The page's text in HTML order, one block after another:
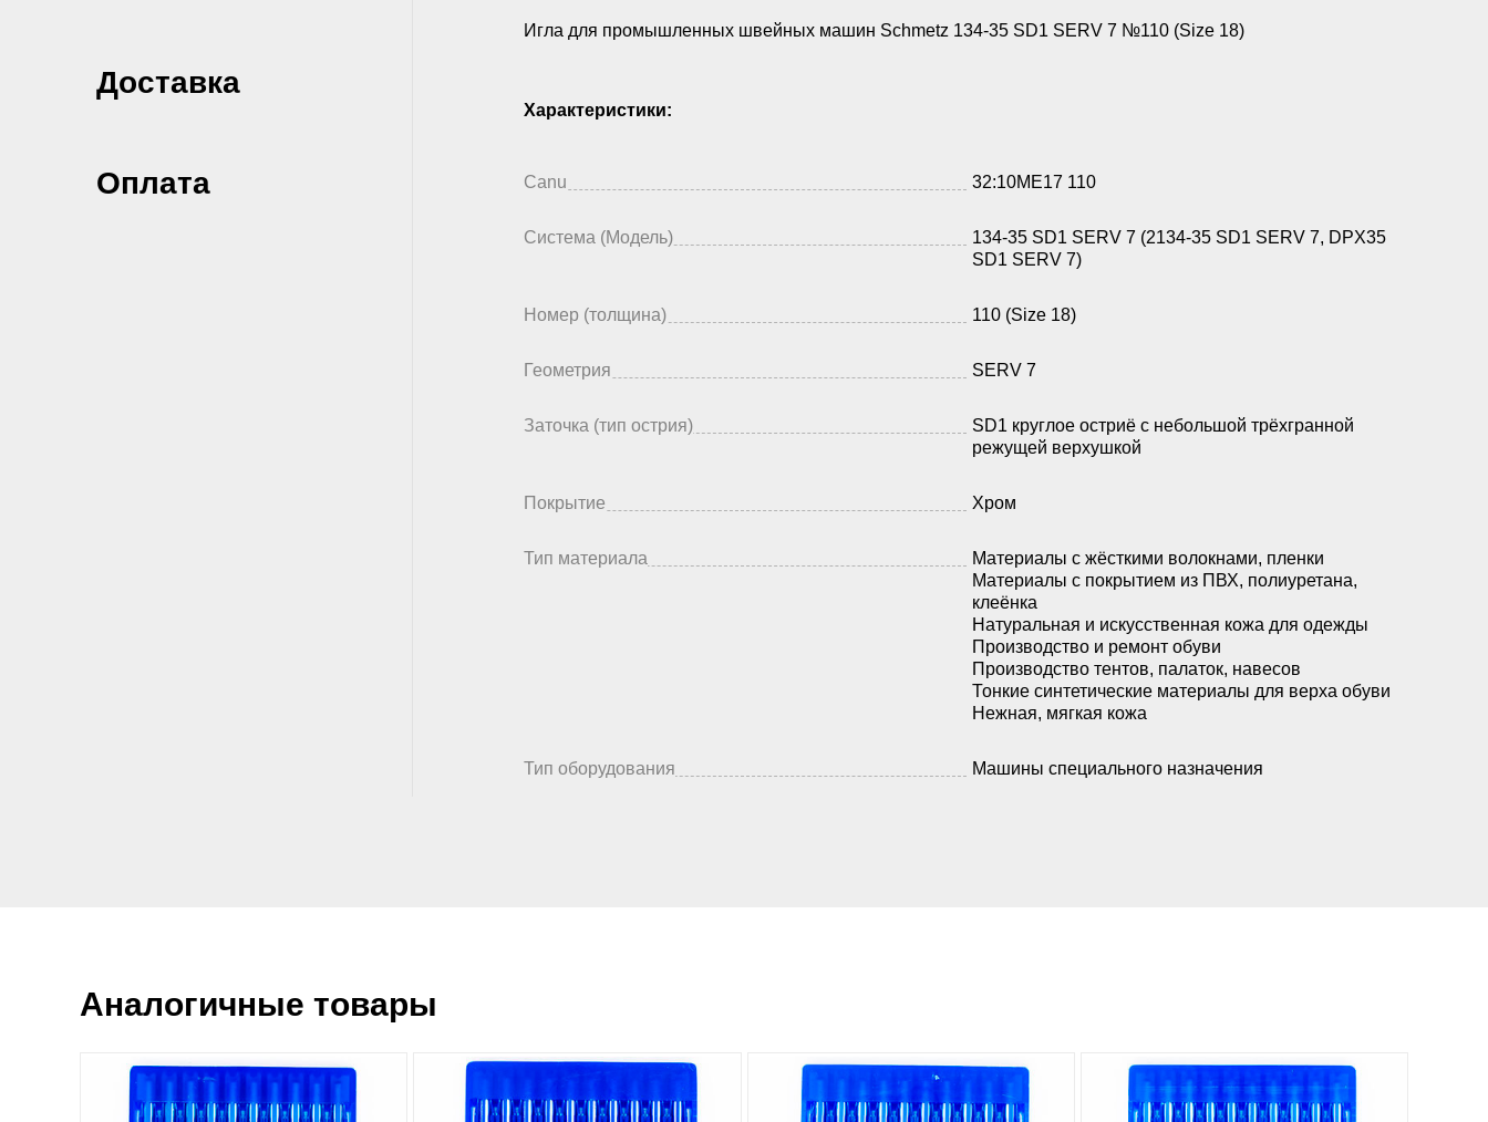
Доставка
Оплата
Игла для промышленных швейных машин Schmetz 134-35 SD1 SERV 7 №110 (Size 18)
Характеристики:
Canu 32:10ME17 110
Система (Модель)
134-35 SD1 SERV 7 (2134-35 SD1 SERV 7, DPX35
SD1 SERV 7)
Номер (толщина) 110 (Size 18)
Геометрия SERV 7
Заточка (тип острия)
SD1 круглое остриё с небольшой трёхгранной
режущей верхушкой
Покрытие Хром
Тип материала
Материалы с жёсткими волокнами, пленки
Материалы с покрытием из ПВХ, полиуретана,
клеёнка
Натуральная и искусственная кожа для одежды
Производство и ремонт обуви
Производство тентов, палаток, навесов
Тонкие синтетические материалы для верха обуви
Нежная, мягкая кожа
Тип оборудования Машины специального назначения
Аналогичные товары